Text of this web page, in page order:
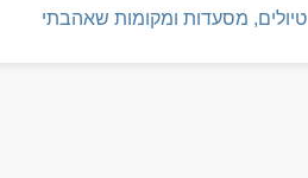
טיולים, מסעדות ומקומות שאהבתי